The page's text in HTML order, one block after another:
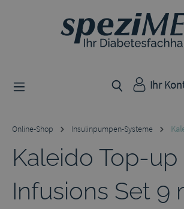
Zum Hauptinhalt springen
Ihr
Online-Shop Insulinpumpen-Systeme
Kaleido Top-up
Infusions Set 9